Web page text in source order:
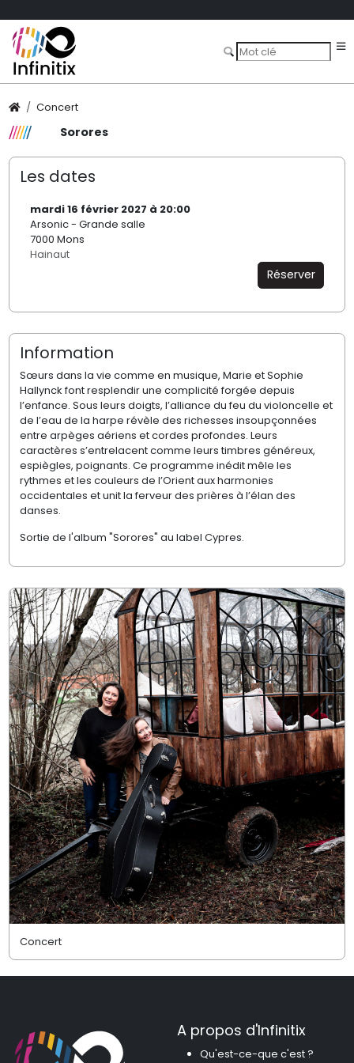
Concert
Sorores
Les dates
mardi 16 février 2027 à 20:00
Arsonic - Grande salle
7000 Mons
Hainaut
Réserver
Information
Sœurs dans la vie comme en musique, Marie et Sophie
Hallynck font resplendir une complicité forgée depuis
l’enfance. Sous leurs doigts, l’alliance du feu du violoncelle et
de l’eau de la harpe révèle des richesses insoupçonnées
entre arpèges aériens et cordes profondes. Leurs
caractères s’entrelacent comme leurs timbres généreux,
espiègles, poignants. Ce programme inédit mêle les
rythmes et les couleurs de l’Orient aux harmonies
occidentales et unit la ferveur des prières à l’élan des
danses.
Sortie de l'album "Sorores" au label Cypres.
Concert
A propos d'Infinitix
Qu'est-ce-que c'est ?